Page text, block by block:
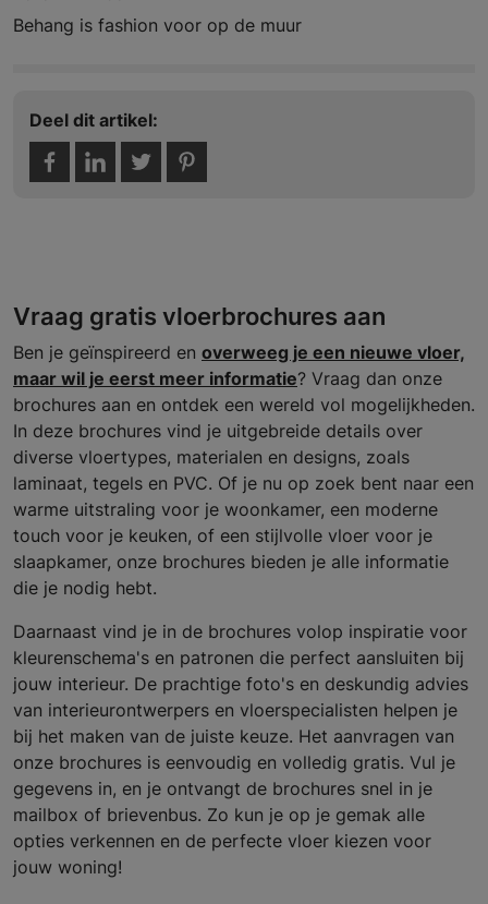
Behang is fashion voor op de muur
Deel dit artikel:
Vraag gratis vloerbrochures aan
Ben je geïnspireerd en overweeg je een nieuwe vloer,
maar wil je eerst meer informatie? Vraag dan onze
brochures aan en ontdek een wereld vol mogelijkheden.
In deze brochures vind je uitgebreide details over
diverse vloertypes, materialen en designs, zoals
laminaat, tegels en PVC. Of je nu op zoek bent naar een
warme uitstraling voor je woonkamer, een moderne
touch voor je keuken, of een stijlvolle vloer voor je
slaapkamer, onze brochures bieden je alle informatie
die je nodig hebt.
Daarnaast vind je in de brochures volop inspiratie voor
kleurenschema's en patronen die perfect aansluiten bij
jouw interieur. De prachtige foto's en deskundig advies
van interieurontwerpers en vloerspecialisten helpen je
bij het maken van de juiste keuze. Het aanvragen van
onze brochures is eenvoudig en volledig gratis. Vul je
gegevens in, en je ontvangt de brochures snel in je
mailbox of brievenbus. Zo kun je op je gemak alle
opties verkennen en de perfecte vloer kiezen voor
jouw woning!